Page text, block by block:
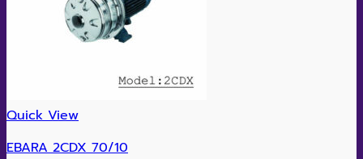
Quick View
EBARA 2CDX 70/10